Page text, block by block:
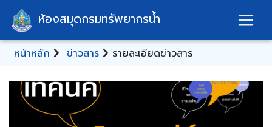
ห้องสมุดกรมทรัพยากรน้ำ
หน้าหลัก ข่าวสาร รายละเอียดข่าวสาร